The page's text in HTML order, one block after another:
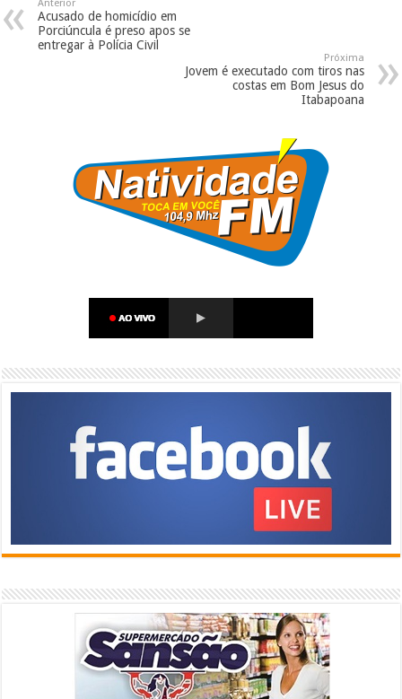
Anterior
Acusado de homicídio em
Porciúncula é preso apos se
entregar à Polícia Civil
Próxima
Jovem é executado com tiros nas
costas em Bom Jesus do
Itabapoana